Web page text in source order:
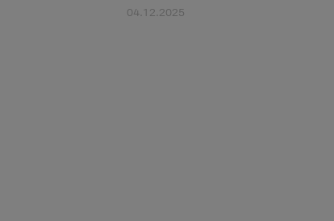
04.12.2025